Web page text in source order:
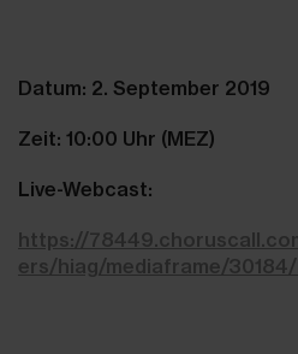
Datum: 2. September 2019
Zeit: 10:00 Uhr (MEZ)
Live-Webcast:
https://
ers/hiag/mediaframe/